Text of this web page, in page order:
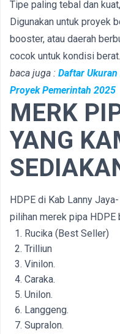
Tipe paling tebal dan
Digunakan untuk proyek
booster, atau daerah
cocok untuk kondisi berat.
baca juga : Daftar
Proyek Pemerintah 2025
MERK
YANG
HDPE di Kab Lanny
pilihan merek pipa HDPE
Rucika (Best Seller)
Trilliun
Vinilon.
Caraka.
Unilon.
Langgeng.
Supralon.